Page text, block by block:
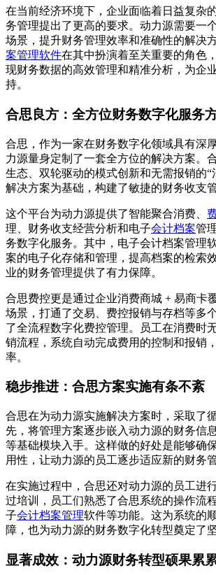
在当前经济环境下，企业面临着日益复杂
务管理提出了更高的要求。动力源需要一
场景，提升财务管理效率和准确性的解决
案管理软件在其中扮演着至关重要的角色
现财务数据的高效管理和精准分析，为企
持。
合思良方：全方位财务数字化服务
合思，作为一家在财务数字化领域具有深
力源量身定制了一套全方位的解决方案。
生态、双轮驱动的模式创新和无需报销的“
解决方案为基础，构建了敏捷的财务收支管
这个平台为动力源提供了智能聚合消费、
理、财务收支经营分析和电子会计档案管
务数字化服务。其中，电子会计档案管理
案的电子化存储和管理，提高档案的检索
业的财务管理提供了有力保障。
合思费控更是通过企业消费商城 + 易商卡
场景，打通了交易、费控报销与存档等多
了全流程数字化费控管理。员工在消费时
销流程，系统自动完成费用的控制和报销
率。
稳步推进：合思方案实施有条不紊
合思在为动力源实施解决方案时，采取了
先，将管理方案逐步嵌入动力源的财务信
等基础模块入手。这样做的好处是能够确
用性，让动力源的员工逐步适应新的财务
在实施过程中，合思还对动力源的员工进
过培训，员工们熟悉了合思系统的操作流
子会计档案管理软件等功能。这为系统的
障，也为动力源的财务数字化转型奠定了
显著成效：动力源财务转型硕果累